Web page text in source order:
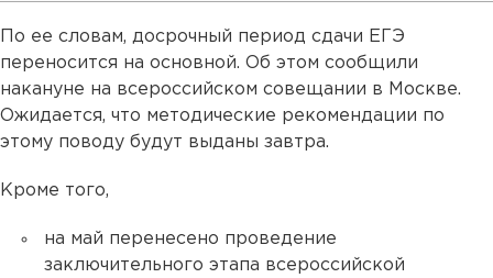
По ее словам, досрочный период сдачи ЕГЭ
переносится на основной. Об этом сообщили
накануне на всероссийском совещании в Москве.
Ожидается, что методические рекомендации по
этому поводу будут выданы завтра.
Кроме того,
на май перенесено проведение
заключительного этапа всероссийской